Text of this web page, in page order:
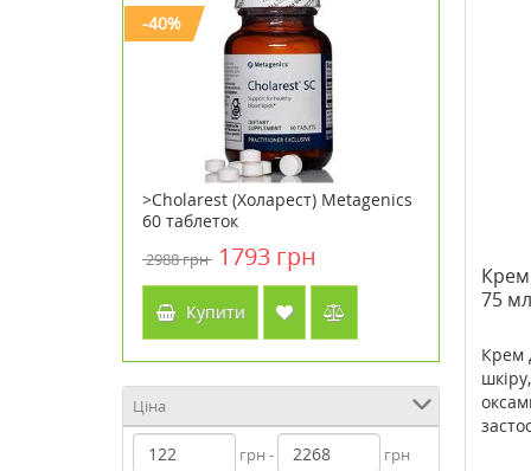
-40%
>Cholarest (Холарест) Metagenics
60 таблеток
2988 грн 1793 грн
Купити
>Acid
Berry
Лайф /
Ціна
грн - грн
75
Крем